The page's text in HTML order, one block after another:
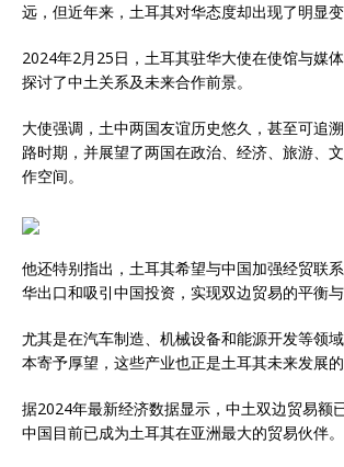
远，但近年来，土耳其对华态度却出现了明显变
2024年2月25日，土耳其驻华大使在使馆与媒
探讨了中土关系及未来合作前景。
大使强调，土中两国友谊历史悠久，甚至可追
路时期，并展望了两国在政治、经济、旅游、
作空间。
他还特别指出，土耳其希望与中国加强经贸联
华出口和吸引中国投资，实现双边贸易的平衡与
尤其是在汽车制造、机械设备和能源开发等领
本寄予厚望，这些产业也正是土耳其未来发展的
据2024年最新经济数据显示，中土双边贸易额
中国目前已成为土耳其在亚洲最大的贸易伙伴。